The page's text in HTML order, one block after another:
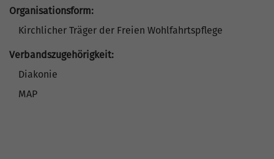
Organisationsform:
Kirchlicher Träger der Freien Wohlfahrtspflege
Verbandszugehörigkeit:
Diakonie
MAP